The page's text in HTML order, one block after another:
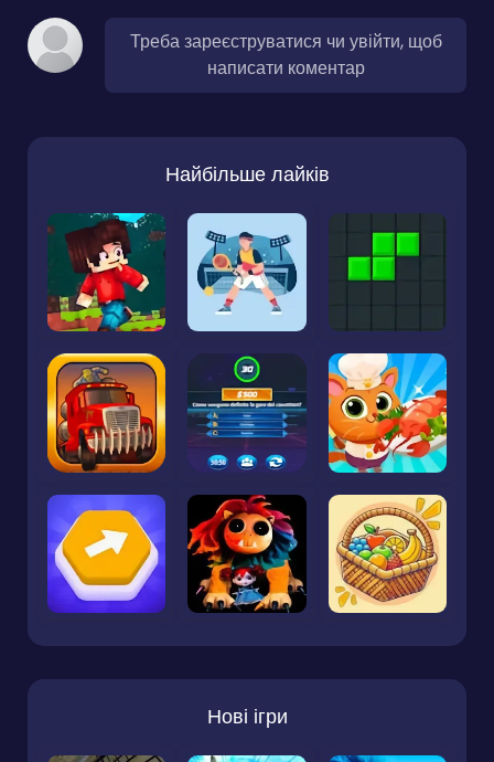
Треба зареєструватися чи увійти, щоб
написати коментар
Найбільше лайків
Нові ігри